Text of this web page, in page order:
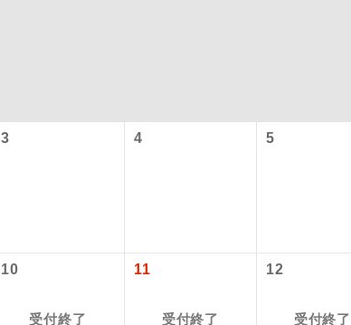
3 4 5
10
受付終了
11
受付終了
12
受付終了
航空会社が設定する「個人包括旅行運賃」を利
現地添乗員同行
現地到着空港（駅